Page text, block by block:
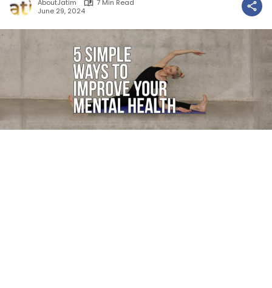
AboutJatim
7 Min Read
June 29, 2024